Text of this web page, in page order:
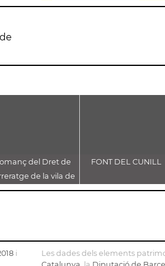
del Dret de
de la vila de
Martorell
FONT DEL CUNILL
i
Les dades dels elements